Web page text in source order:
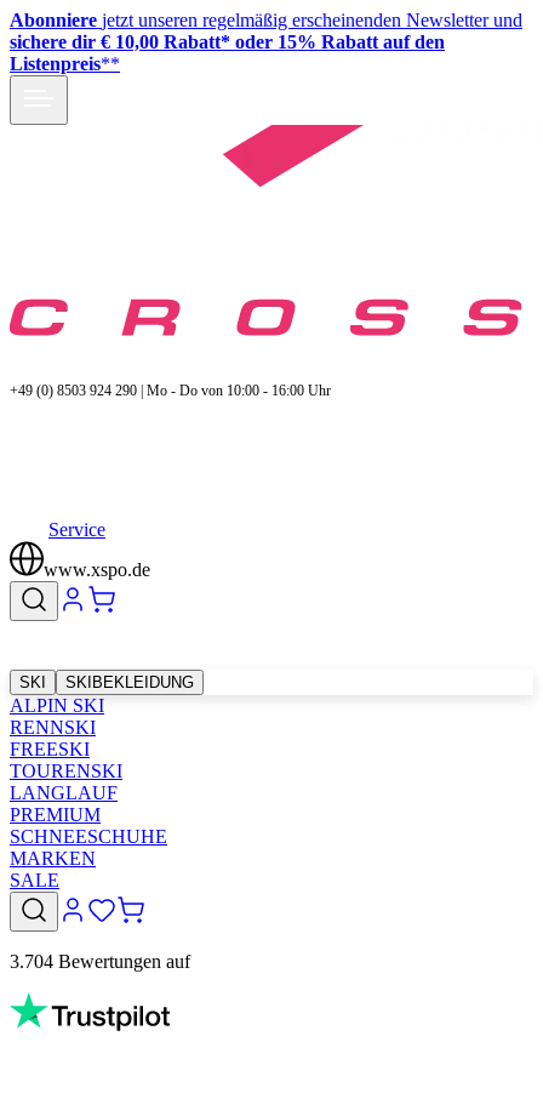
Abonniere jetzt unseren regelmäßig erscheinenden Newsletter und
sichere dir € 10,00 Rabatt* oder 15% Rabatt auf den
Listenpreis**
+49 (0) 8503 924 290 | Mo - Do von 10:00 - 16:00 Uhr
Service
www.xspo.de
SKI SKIBEKLEIDUNG
ALPIN SKI
RENNSKI
FREESKI
TOURENSKI
LANGLAUF
PREMIUM
SCHNEESCHUHE
MARKEN
SALE
3.704 Bewertungen auf